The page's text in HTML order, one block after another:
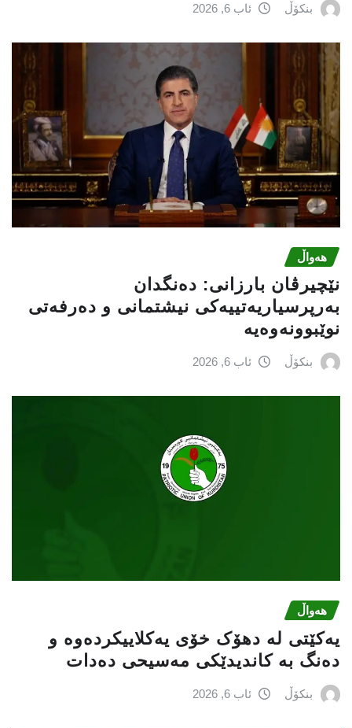
بنکۆڵ ئاب 6, 2026
هەواڵ
نێچيرڤان بارزانى: دەنگدان
بەرپرسیاريه‌تییەکی نیشتمانى و دەرفەتی
نوێبوونەوەیە
بنکۆڵ ئاب 6, 2026
هەواڵ
یەکێتی لە دهۆک خۆی یەکلاییکردەوە و
دەنگ بە کاندیدێکی مەسیحی دەدات
بنکۆڵ ئاب 6, 2026